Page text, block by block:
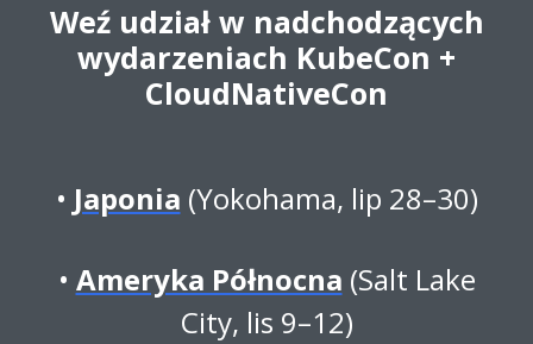
Weź udział w nadchodzących
wydarzeniach KubeCon +
CloudNativeCon
Japonia (Yokohama, lip 28–30)
Ameryka Północna (Salt Lake
City, lis 9–12)